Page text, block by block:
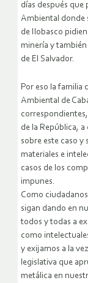
días después
Ambiental donde
de Ilobasco
minería y
de El Salvador.
Por eso la familia
Ambiental de
correspondientes,
de la República,
sobre este caso y
materiales e
casos de los
impunes.
Como
sigan dando en
todos y todas a
como
y exijamos a la
legislativa que
metálica en